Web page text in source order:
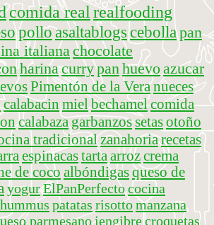
comida real realfooding
polloasaltablogs cebollapan
italiana chocolate
harinacurrypan huevoazucar
Pimentón de la Veranueces
calabacin miel bechamelcomida
calabazagarbanzossetasotoño
tradicionalzanahoriarecetas
espinacastarta arrozcrema
de coco albóndigasqueso de
yogurElPanPerfectococina
hummus patatas risottomanzana
parmesanojengibrecroquetas